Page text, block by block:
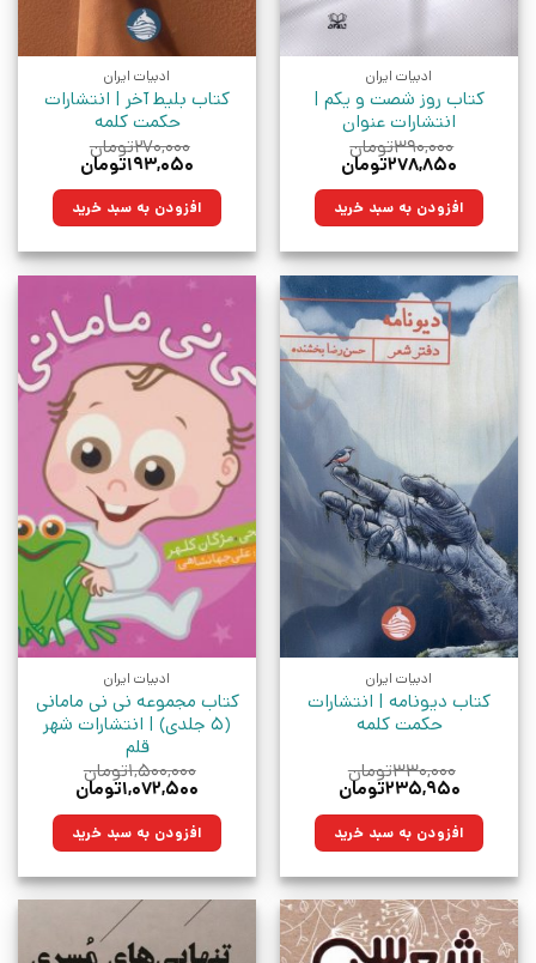
ادبیات ایران
کتاب روز شصت و یکم |
انتشارات عنوان
۳۹۰,۰۰۰تومان
قیمت
۳۹۰,۰۰۰تومان
بود.
۲۷۸,۸۵۰تومان
۲۷۸,۸۵۰تومان.افزودن به سبد خرید
ادبیات ایران
کتاب بلیط آخر | انتشارات
حکمت کلمه
۲۷۰,۰۰۰تومان
قیمت
۲۷۰,۰۰۰تومان
بود.
۱۹۳,۰۵۰تومان
۱۹۳,۰۵۰تومان.افزودن به سبد خرید
ادبیات ایران
کتاب دیونامه | انتشارات
حکمت کلمه
۳۳۰,۰۰۰تومان
قیمت
۳۳۰,۰۰۰تومان
بود.
۲۳۵,۹۵۰تومان
۲۳۵,۹۵۰تومان.افزودن به سبد خرید
ادبیات ایران
کتاب مجموعه نی نی مامانی
(5 جلدی) | انتشارات شهر
قلم
۱,۵۰۰,۰۰۰تومان
قیمت
۱,۵۰۰,۰۰۰تومان
بود.
۱,۰۷۲,۵۰۰تومان
۱,۰۷۲,۵۰۰تومان. افزودن به سبد خرید